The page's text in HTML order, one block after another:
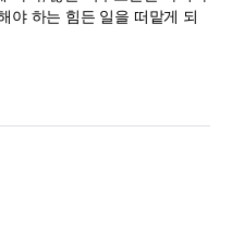
야 하는 힘든 일을 떠맡게 되